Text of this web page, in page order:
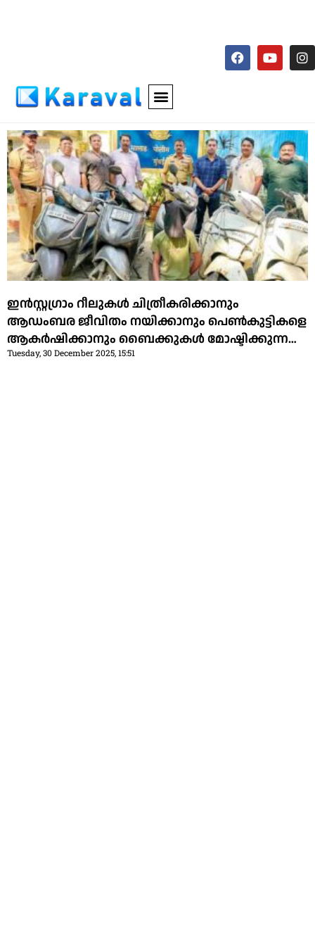
ഇന്‍സ്റ്റഗ്രാം റീലുകള്‍ ചിത്രീകരിക്കാനും
ആഡംബര ജീവിതം നയിക്കാനും പെണ്‍കുട്ടികളെ
ആകര്‍ഷിക്കാനും ബൈക്കുകള്‍ മോഷ്ടിക്കുന്നത്
പതിവാക്കി; 18കാരന്‍ അറസ്റ്റില്‍
Tuesday, 30 December 2025, 15:51